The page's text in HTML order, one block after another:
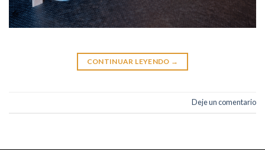
CONTINUAR LEYENDO →
Deje un comentario